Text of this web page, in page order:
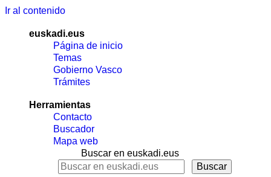
Ir al contenido
euskadi.eus
Página de inicio
Temas
Gobierno Vasco
Trámites
Herramientas
Contacto
Buscador
Mapa web
Buscar en euskadi.eus